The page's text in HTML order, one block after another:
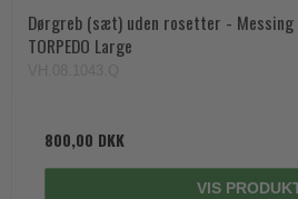
Dørgreb (sæt) uden rosetter - Messing
TORPEDO Large
800,00 DKK
VIS